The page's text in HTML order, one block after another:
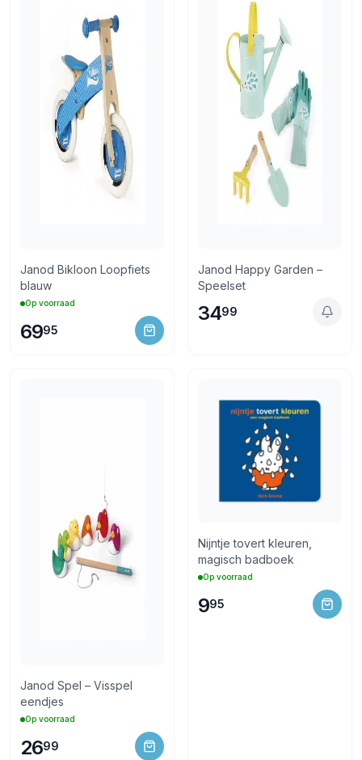
Janod Bikloon Loopfiets
blauw
Op voorraad
6995
Janod Happy Garden –
Speelset
3499
Janod Spel – Visspel
eendjes
Op voorraad
2699
Nijntje tovert kleuren,
magisch badboek
Op voorraad
995